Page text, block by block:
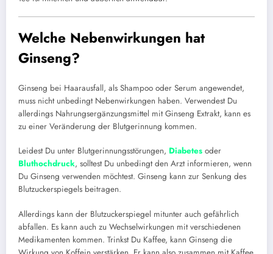
Welche Nebenwirkungen hat
Ginseng?
Ginseng bei Haarausfall, als Shampoo oder Serum angewendet,
muss nicht unbedingt Nebenwirkungen haben. Verwendest Du
allerdings Nahrungsergänzungsmittel mit Ginseng Extrakt, kann es
zu einer Veränderung der Blutgerinnung kommen.
Leidest Du unter Blutgerinnungsstörungen, Diabetes oder
Bluthochdruck, solltest Du unbedingt den Arzt informieren, wenn
Du Ginseng verwenden möchtest. Ginseng kann zur Senkung des
Blutzuckerspiegels beitragen.
Allerdings kann der Blutzuckerspiegel mitunter auch gefährlich
abfallen. Es kann auch zu Wechselwirkungen mit verschiedenen
Medikamenten kommen. Trinkst Du Kaffee, kann Ginseng die